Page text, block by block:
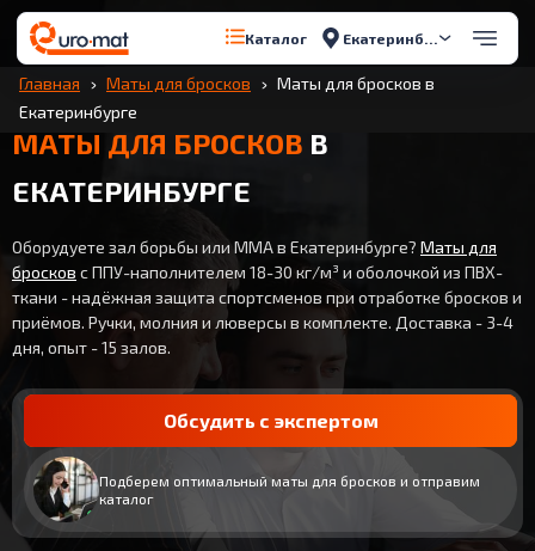
Каталог Екатеринбург
Главная Маты для бросков
Маты для бросков в
Екатеринбурге
МАТЫ ДЛЯ БРОСКОВ В
ЕКАТЕРИНБУРГЕ
Оборудуете зал борьбы или ММА в Екатеринбурге? Маты для
бросков с ППУ-наполнителем 18-30 кг/м³ и оболочкой из ПВХ-
ткани - надёжная защита спортсменов при отработке бросков и
приёмов. Ручки, молния и люверсы в комплекте. Доставка - 3-4
дня, опыт - 15 залов.
Обсудить с экспертом
Подберем оптимальный маты для бросков и отправим
каталог